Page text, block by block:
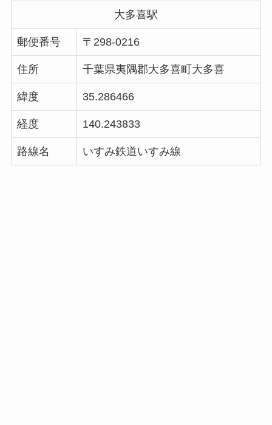
大多喜駅
郵便番号 〒298-0216
住所 千葉県夷隅郡大多喜町大多喜
緯度 35.286466
経度 140.243833
路線名 いすみ鉄道いすみ線